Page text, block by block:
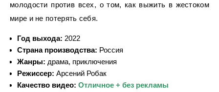
молодости против всех, о том, как выжить в жестоком
мире и не потерять себя.
Год выхода: 2022
Страна производства: Россия
Жанры: драма, приключения
Режиссер: Арсений Робак
Качество видео: Отличное + без рекламы